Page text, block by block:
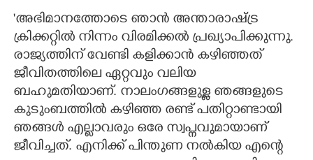
'അഭിമാനത്തോടെ ഞാൻ അന്താരാഷ്ട്ര
ക്രിക്കറ്റിൽ നിന്നം വിരമിക്കൽ പ്രഖ്യാപിക്കുന്നു.
രാജ്യത്തിന് വേണ്ടി കളിക്കാൻ കഴിഞ്ഞത്
ജീവിതത്തിലെ ഏറ്റവും വലിയ
ബഹുമതിയാണ്. നാലംഗങ്ങളുള്ള ഞങ്ങളുടെ
കുടുംബത്തിൽ കഴിഞ്ഞ രണ്ട് പതിറ്റാണ്ടായി
ഞങ്ങൾ എല്ലാവരും ഒരേ സ്വപ്നവുമായാണ്
ജീവിച്ചത്. എനിക്ക് പിന്തുണ നൽകിയ എന്റെ